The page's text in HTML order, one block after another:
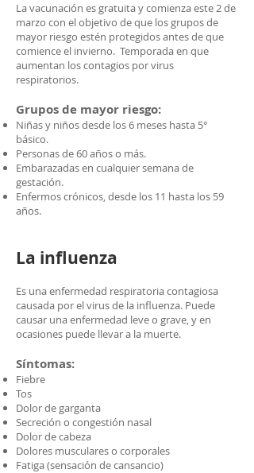
La vacunación es gratuita y comienza este 2 de
marzo con el objetivo de que los grupos de
mayor riesgo estén protegidos antes de que
comience el invierno. Temporada en que
aumentan los contagios por virus
respiratorios.
Grupos de mayor riesgo:
Niñas y niños desde los 6 meses hasta 5°
básico.
Personas de 60 años o más.
Embarazadas en cualquier semana de
gestación.
Enfermos crónicos, desde los 11 hasta los 59
años.
La influenza
Es una enfermedad respiratoria contagiosa
causada por el virus de la influenza. Puede
causar una enfermedad leve o grave, y en
ocasiones puede llevar a la muerte.
Síntomas:
Fiebre
Tos
Dolor de garganta
Secreción o congestión nasal
Dolor de cabeza
Dolores musculares o corporales
Fatiga (sensación de cansancio)